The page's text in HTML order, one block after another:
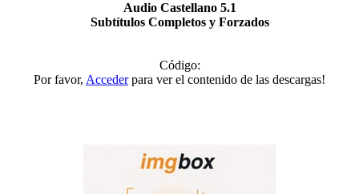
Audio Castellano 5.1
Subtítulos Completos y Forzados
Código:
Por favor, Accederpara ver el contenido de las descargas!